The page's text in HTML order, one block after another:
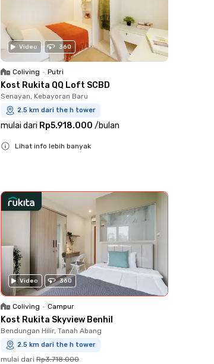
Video 360
Coliving • Putri
Kost Rukita QQ Loft SCBD
Senayan, Kebayoran Baru
2.5 km dari the h tower
mulai dari Rp5.918.000 /bulan
Lihat info lebih banyak
Video 360
Coliving • Campur
Kost Rukita Skyview Benhil
Bendungan Hilir, Tanah Abang
2.5 km dari the h tower
mulai dari Rp3.718.000